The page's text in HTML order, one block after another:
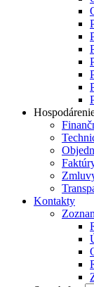
Kontakty